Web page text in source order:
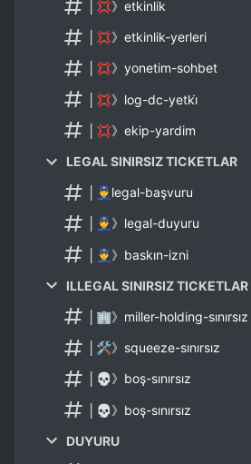
│💢》etkinlik
│💢》etkinlik-yerleri
│💢》yonetim-sohbet
│💢》log-dc-yetki̇
│💢》ekip-yardim
LEGAL SINIRSIZ TICKETLAR
│👮legal-başvuru
│👮》legal-duyuru
│👮》baskın-izni
ILLEGAL SINIRSIZ TICKETLAR
│🏢》miller-holding-sınırsız
│🛠》squeeze-sınırsız
│💀》boş-sınırsız
│💀》boş-sınırsız
DUYURU